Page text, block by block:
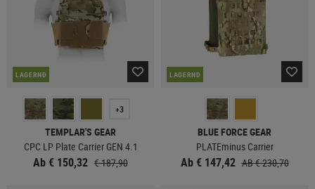
LAGERND
+3
TEMPLAR'S GEAR
CPC LP Plate Carrier GEN 4.1
Ab € 150,32 € 187,90
LAGERND
BLUE FORCE GEAR
PLATEminus Carrier
Ab € 147,42 AB € 230,70